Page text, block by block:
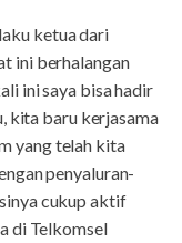
ketua dari
ini berhalangan
ini saya bisa hadir
kita baru kerjasama
yang telah kita
penyaluran-
cukup aktif
di Telkomsel